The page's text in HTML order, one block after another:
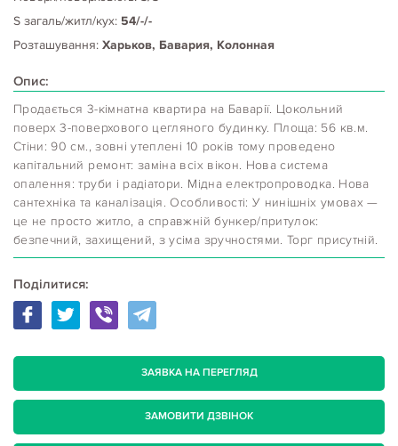
S загаль/житл/кух: 54/-/-
Розташування: Харьков, Бавария, Колонная
Опис:
Продається 3-кімнатна квартира на Баварії. Цокольний
поверх 3-поверхового цегляного будинку. Площа: 56 кв.м.
Стіни: 90 см., зовні утеплені 10 років тому проведено
капітальний ремонт: заміна всіх вікон. Нова система
опалення: труби і радіатори. Мідна електропроводка. Нова
сантехніка та каналізація. Особливості: У нинішніх умовах —
це не просто житло, а справжній бункер/притулок:
безпечний, захищений, з усіма зручностями. Торг присутній.
Поділитися:
ЗАЯВКА НА ПЕРЕГЛЯД
ЗАМОВИТИ ДЗВІНОК